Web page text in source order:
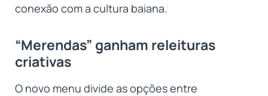
conexão com a cultura baiana.
“Merendas” ganham releituras
criativas
O novo menu divide as opções entre